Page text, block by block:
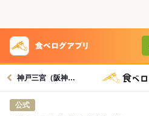
神戸三宮（阪神）駅グルメへ
公式